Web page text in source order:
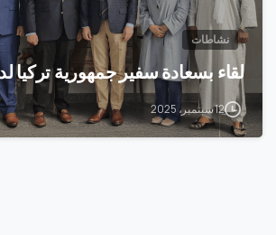
نشاطات
لقاء بسعادة سفير جمهورية تركيا
12 سبتمبر، 2025